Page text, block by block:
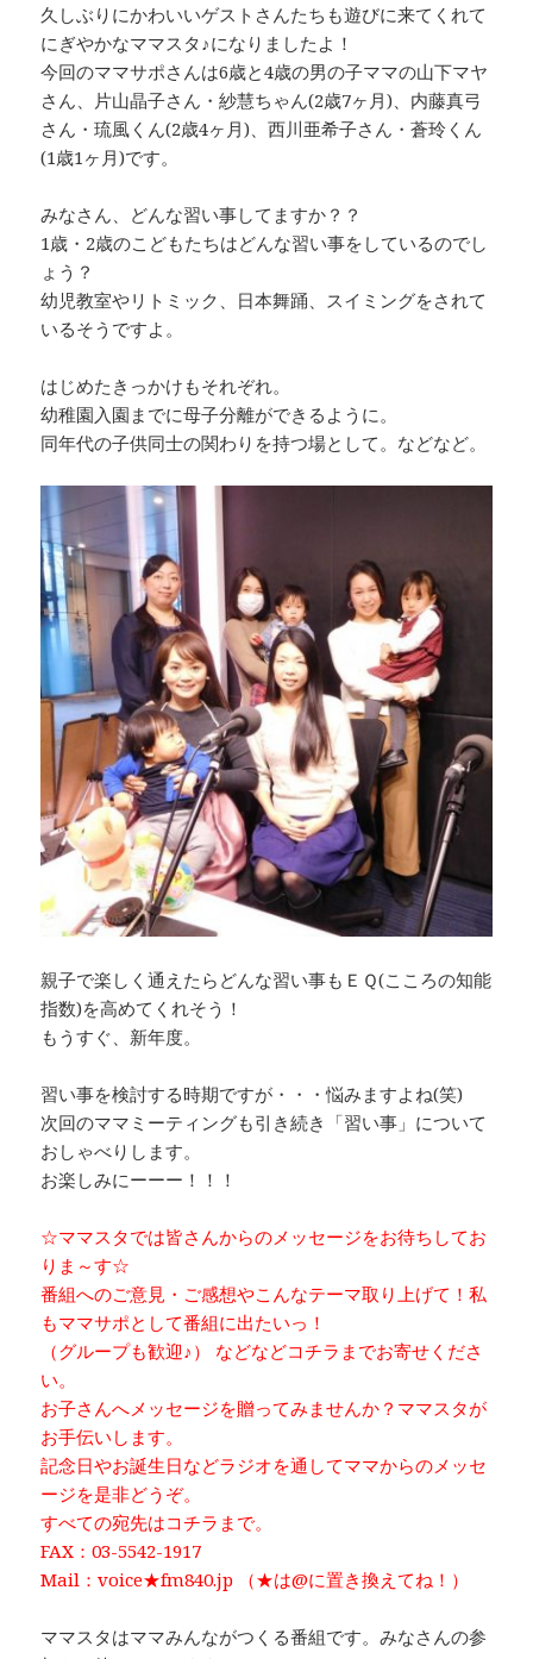
久しぶりにかわいいゲストさんたちも遊びに来てくれて
にぎやかなママスタ♪になりましたよ！
今回のママサポさんは6歳と4歳の男の子ママの山下マヤ
さん、片山晶子さん・紗慧ちゃん(2歳7ヶ月)、内藤真弓
さん・琉風くん(2歳4ヶ月)、西川亜希子さん・蒼玲くん
(1歳1ヶ月)です。
みなさん、どんな習い事してますか？？
1歳・2歳のこどもたちはどんな習い事をしているのでし
ょう？
幼児教室やリトミック、日本舞踊、スイミングをされて
いるそうですよ。
はじめたきっかけもそれぞれ。
幼稚園入園までに母子分離ができるように。
同年代の子供同士の関わりを持つ場として。などなど。
親子で楽しく通えたらどんな習い事もＥＱ(こころの知能
指数)を高めてくれそう！
もうすぐ、新年度。
習い事を検討する時期ですが・・・悩みますよね(笑)
次回のママミーティングも引き続き「習い事」について
おしゃべりします。
お楽しみにーーー！！！
☆ママスタでは皆さんからのメッセージをお待ちしてお
りま～す☆
番組へのご意見・ご感想やこんなテーマ取り上げて！私
もママサポとして番組に出たいっ！
（グループも歓迎♪） などなどコチラまでお寄せくださ
い。
お子さんへメッセージを贈ってみませんか？ママスタが
お手伝いします。
記念日やお誕生日などラジオを通してママからのメッセ
ージを是非どうぞ。
すべての宛先はコチラまで。
FAX：03-5542-1917
Mail：voice★fm840.jp （★は@に置き換えてね！）
ママスタはママみんながつくる番組です。みなさんの参